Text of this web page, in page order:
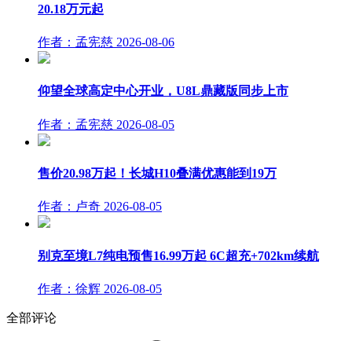
20.18万元起
作者：孟宪慈 2026-08-06
仰望全球高定中心开业，U8L鼎藏版同步上市
作者：孟宪慈 2026-08-05
售价20.98万起！长城H10叠满优惠能到19万
作者：卢奇 2026-08-05
别克至境L7纯电预售16.99万起 6C超充+702km续航
作者：徐辉 2026-08-05
全部评论